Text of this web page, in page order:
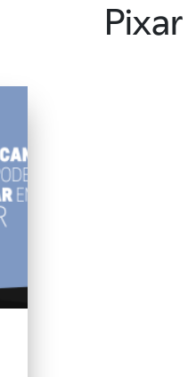
Pixar